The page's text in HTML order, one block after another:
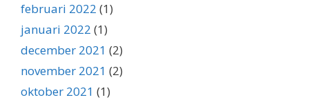
februari 2022 (1)
januari 2022 (1)
december 2021 (2)
november 2021 (2)
oktober 2021 (1)